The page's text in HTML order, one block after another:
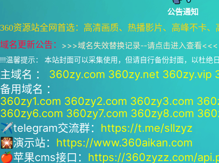
公告通知
360资源站全网首选：高清画质、热播影片、高峰不卡
域名更新公告： >>>域名失效替换记录--请点击进入查看<<<
!!!温馨提示： 本站封面可以采集使用，但请自行备份封面，以杜绝
主域名 ： 360zy.com 360zy.net 360zy.vip
备用域名 ：
360zy1.com 360zy2.com 360zy3.com
360zy6.com 360zy7.com 360zy8.com
✈telegram交流群： https://t.me/sllzyz
🎇演示站： https://www.360aikan.com
🍎苹果cms接口： https://360zyzz.com/